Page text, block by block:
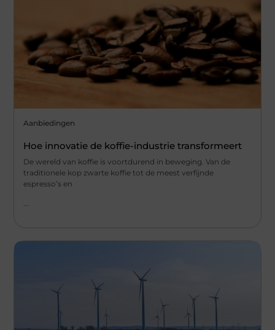
Aanbiedingen
Hoe innovatie de koffie-industrie transformeert
De wereld van koffie is voortdurend in beweging. Van de
traditionele kop zwarte koffie tot de meest verfijnde
espresso’s en
...